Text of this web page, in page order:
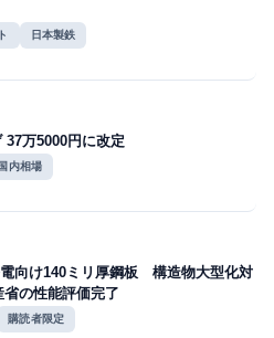
日本製鉄
37万5000円に改定
内相場
向け140ミリ厚鋼板 構造物大型化対
の性能評価完了
購読者限定